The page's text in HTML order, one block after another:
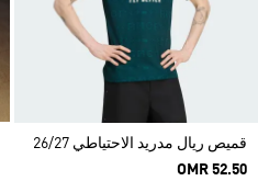
قميص ريال مدريد الاحتياطي 26/27
OMR 52.50